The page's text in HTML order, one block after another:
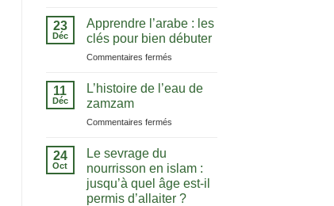
le
Coran
dans
sa
notion
de
tawhid
:
l’unicité
23
Déc
Apprendre l’arabe : les
clés pour bien débuter
Commentaires ferméssur
l’arabe
clés
débuter
11
Déc
L’histoire de l’eau de
zamzam
Commentaires ferméssur
l’eau
de
zamzam
24
Oct
Le sevrage du
nourrisson en islam :
jusqu’à quel âge est-il
permis d’allaiter ?